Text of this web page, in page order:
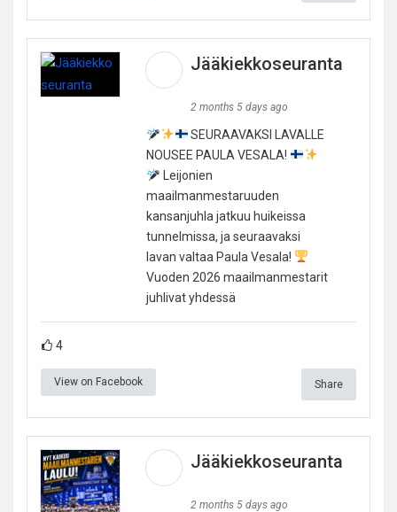
Jääkiekkoseuranta
2 months 5 days ago
SEURAAVAKSI LAVALLE
NOUSEE PAULA VESALA!
Leijonien
maailmanmestaruuden
kansanjuhla jatkuu huikeissa
tunnelmissa, ja seuraavaksi
lavan valtaa Paula Vesala!
Vuoden 2026 maailmanmestarit
juhlivat yhdessä
4
View on Facebook Share
Jääkiekkoseuranta
2 months 5 days ago